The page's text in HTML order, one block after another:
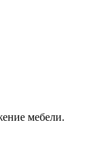
мебели.